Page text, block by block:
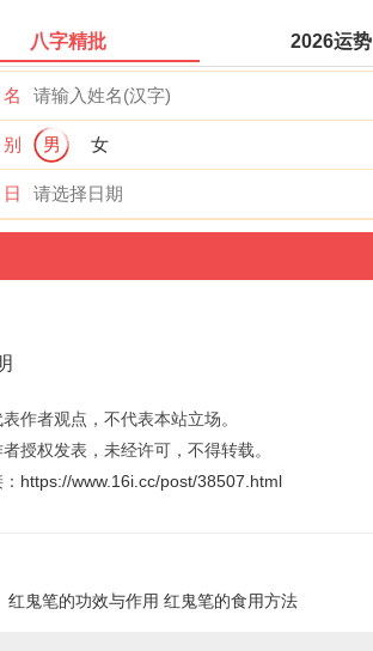
八字精批 2026运势
男 女
作者观点，不代表本站立场。
授权发表，未经许可，不得转载。
https://www.16i.cc/post/38507.html
红鬼笔的功效与作用 红鬼笔的食用方法